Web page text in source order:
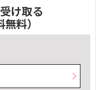
け取る
無料）